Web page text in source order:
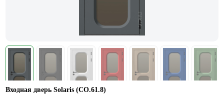
Входная дверь Solaris (СО.61.8)